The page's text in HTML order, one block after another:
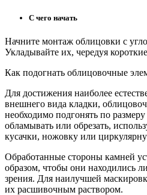
С чего начать
Начните монтаж облицовки с
Укладывайте их, чередуя
Как подогнать облицовочные
Для достижения наиболее
внешнего вида кладки,
необходимо подгонять по
обламывать или обрезать,
кусачки, ножовку или
Обработанные стороны камней
образом, чтобы они находились
зрения. Для наилучшей
их расшивочным раствором.